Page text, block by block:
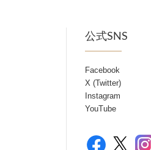
公式SNS
Facebook
X (Twitter)
Instagram
YouTube
Facebook
X